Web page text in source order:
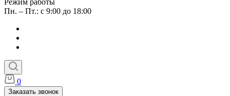
Режим работы
Пн. – Пт.: с 9:00 до 18:00
0
Заказать звонок